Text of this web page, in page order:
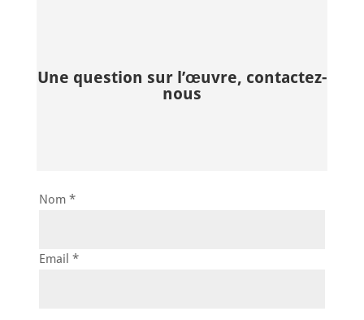
Une question sur l’œuvre, contactez-
nous
Nom *
Email *